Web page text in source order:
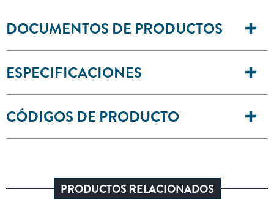
DOCUMENTOS DE PRODUCTOS
ESPECIFICACIONES
CÓDIGOS DE PRODUCTO
PRODUCTOS RELACIONADOS